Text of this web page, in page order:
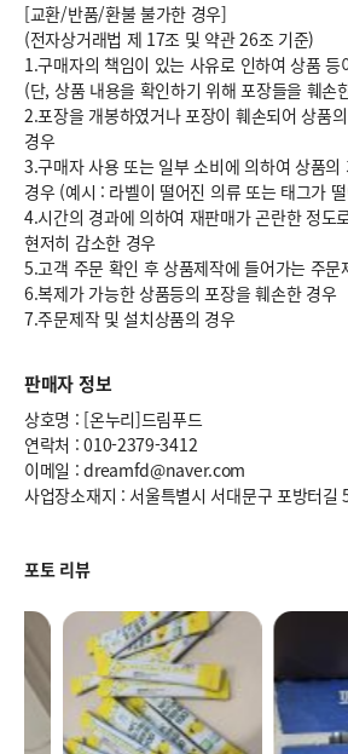
[교환/반품/환불 불가한 경우]
(전자상거래법 제 17조 및 약관 26조 기준)
1.구매자의 책임이 있는 사유로 인하여 상품
(단, 상품 내용을 확인하기 위해 포장들을 훼손
2.포장을 개봉하였거나 포장이 훼손되어 상품
경우
3.구매자 사용 또는 일부 소비에 의하여 상품
경우 (예시 : 라벨이 떨어진 의류 또는 태그가
4.시간의 경과에 의하여 재판매가 곤란한 정도
현저히 감소한 경우
5.고객 주문 확인 후 상품제작에 들어가는 주
6.복제가 가능한 상품등의 포장을 훼손한 경우
7.주문제작 및 설치상품의 경우
판매자 정보
상호명 : [온누리]드림푸드
연락처 : 010-2379-3412
이메일 : dreamfd@naver.com
사업장소재지 : 서울특별시 서대문구 포방터
포토 리뷰